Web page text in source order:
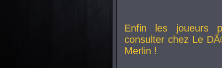
Enfin les joueurs
consulter chez Le
Merlin !